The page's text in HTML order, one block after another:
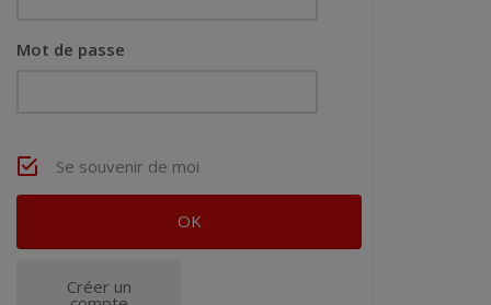
Mot de passe
Se souvenir de moi
Créer un